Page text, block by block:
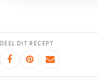
DEEL DIT RECEPT